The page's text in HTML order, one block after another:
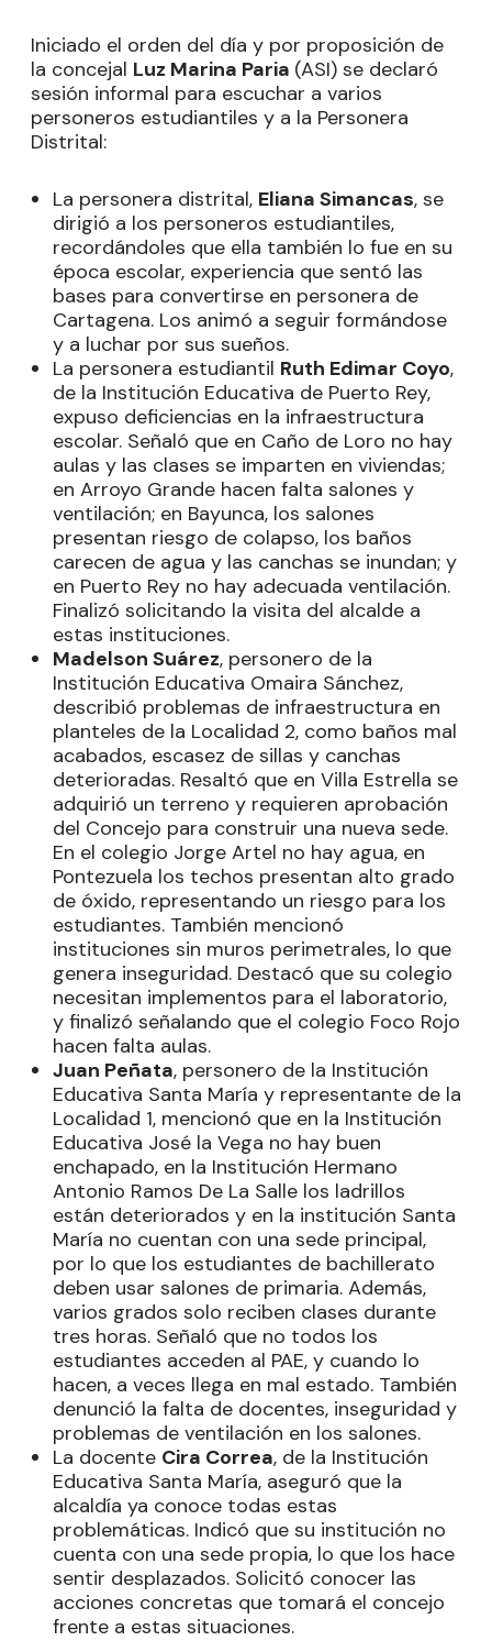
Iniciado el orden del día y por proposición de
la concejal Luz Marina Paria (ASI) se declaró
sesión informal para escuchar a varios
personeros estudiantiles y a la Personera
Distrital:
La personera distrital, Eliana Simancas, se
dirigió a los personeros estudiantiles,
recordándoles que ella también lo fue en su
época escolar, experiencia que sentó las
bases para convertirse en personera de
Cartagena. Los animó a seguir formándose
y a luchar por sus sueños.
La personera estudiantil Ruth Edimar Coyo,
de la Institución Educativa de Puerto Rey,
expuso deficiencias en la infraestructura
escolar. Señaló que en Caño de Loro no hay
aulas y las clases se imparten en viviendas;
en Arroyo Grande hacen falta salones y
ventilación; en Bayunca, los salones
presentan riesgo de colapso, los baños
carecen de agua y las canchas se inundan; y
en Puerto Rey no hay adecuada ventilación.
Finalizó solicitando la visita del alcalde a
estas instituciones.
Madelson Suárez, personero de la
Institución Educativa Omaira Sánchez,
describió problemas de infraestructura en
planteles de la Localidad 2, como baños mal
acabados, escasez de sillas y canchas
deterioradas. Resaltó que en Villa Estrella se
adquirió un terreno y requieren aprobación
del Concejo para construir una nueva sede.
En el colegio Jorge Artel no hay agua, en
Pontezuela los techos presentan alto grado
de óxido, representando un riesgo para los
estudiantes. También mencionó
instituciones sin muros perimetrales, lo que
genera inseguridad. Destacó que su colegio
necesitan implementos para el laboratorio,
y finalizó señalando que el colegio Foco Rojo
hacen falta aulas.
Juan Peñata, personero de la Institución
Educativa Santa María y representante de la
Localidad 1, mencionó que en la Institución
Educativa José la Vega no hay buen
enchapado, en la Institución Hermano
Antonio Ramos De La Salle los ladrillos
están deteriorados y en la institución Santa
María no cuentan con una sede principal,
por lo que los estudiantes de bachillerato
deben usar salones de primaria. Además,
varios grados solo reciben clases durante
tres horas. Señaló que no todos los
estudiantes acceden al PAE, y cuando lo
hacen, a veces llega en mal estado. También
denunció la falta de docentes, inseguridad y
problemas de ventilación en los salones.
La docente Cira Correa, de la Institución
Educativa Santa María, aseguró que la
alcaldía ya conoce todas estas
problemáticas. Indicó que su institución no
cuenta con una sede propia, lo que los hace
sentir desplazados. Solicitó conocer las
acciones concretas que tomará el concejo
frente a estas situaciones.